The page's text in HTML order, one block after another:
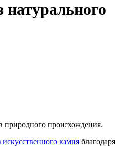
природного происхождения.
камня благодаря